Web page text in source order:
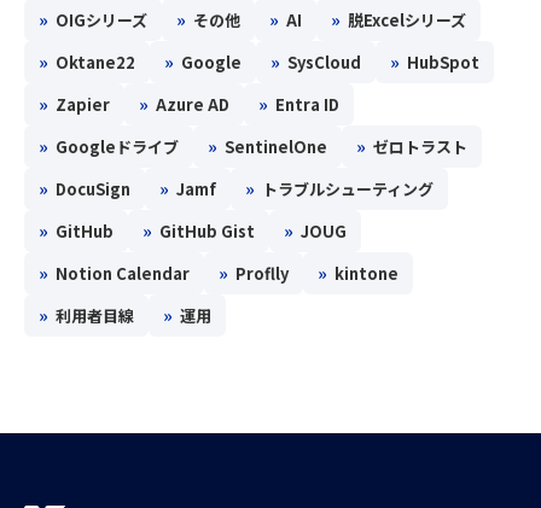
» OIGシリーズ » その他 » AI » 脱Excelシリーズ
» Oktane22 » Google » SysCloud » HubSpot
» Zapier » Azure AD » Entra ID
» Googleドライブ » SentinelOne » ゼロトラスト
» DocuSign » Jamf » トラブルシューティング
» GitHub » GitHub Gist » JOUG
» Notion Calendar » Proflly » kintone
» 利用者目線 » 運用